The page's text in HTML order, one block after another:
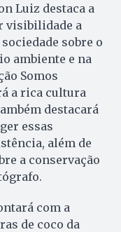
Luiz destaca a
visibilidade a
sobre o
ambiente e na
Somos
a rica cultura
destacará
essas
além de
a conservação
com a
de coco da